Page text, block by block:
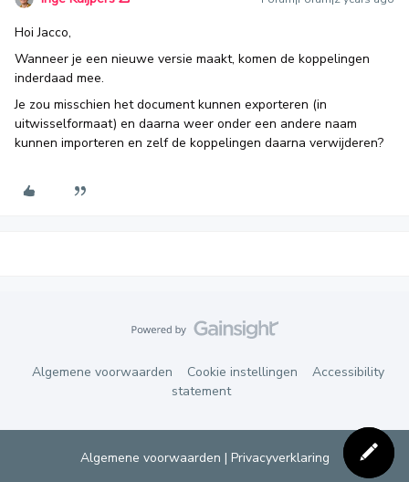
Hoi Jacco,
Wanneer je een nieuwe versie maakt, komen de koppelingen
inderdaad mee.
Je zou misschien het document kunnen exporteren (in
uitwisselformaat) en daarna weer onder een andere naam
kunnen importeren en zelf de koppelingen daarna verwijderen?
Algemene voorwaarden Cookie instellingen
Accessibility
statement
Algemene voorwaarden | Privacyverklaring